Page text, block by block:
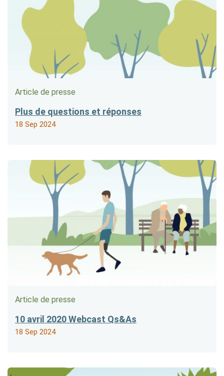
Article de presse
Plus de questions et réponses
18 Sep 2024
Article de presse
10 avril 2020 Webcast Qs&As
18 Sep 2024